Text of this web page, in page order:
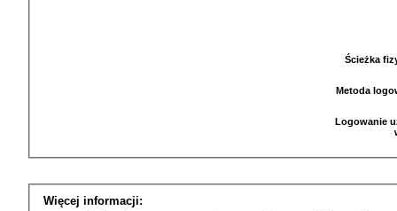
Ścieżka
Metoda
Logowanie
Więcej informacji: